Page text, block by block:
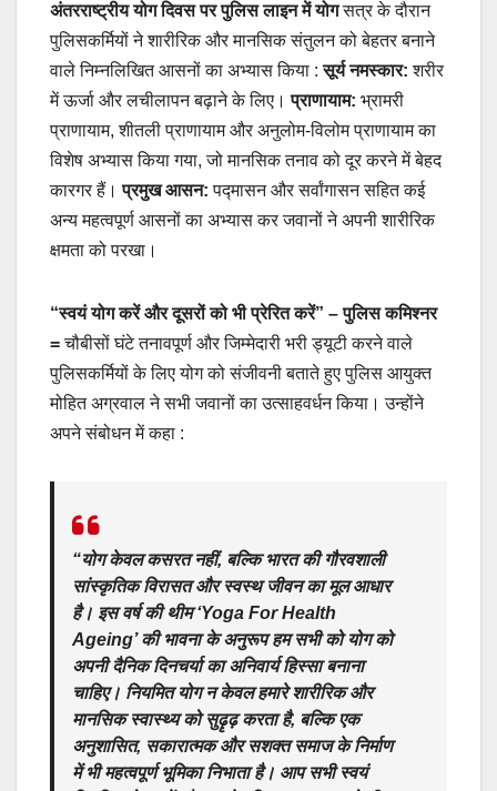
अंतरराष्ट्रीय योग दिवस पर पुलिस लाइन में योगसत्र के दौरान
पुलिसकर्मियों ने शारीरिक और मानसिक संतुलन को बेहतर बनाने
वाले निम्नलिखित आसनों का अभ्यास किया :सूर्य नमस्कार: शरीर
में ऊर्जा और लचीलापन बढ़ाने के लिए।प्राणायाम: भ्रामरी
प्राणायाम, शीतली प्राणायाम और अनुलोम-विलोम प्राणायाम का
विशेष अभ्यास किया गया, जो मानसिक तनाव को दूर करने में बेहद
कारगर हैं।प्रमुख आसन: पद्मासन और सर्वांगासन सहित कई
अन्य महत्वपूर्ण आसनों का अभ्यास कर जवानों ने अपनी शारीरिक
क्षमता को परखा।
“स्वयं योग करें और दूसरों को भी प्रेरित करें” – पुलिस कमिश्नर
=चौबीसों घंटे तनावपूर्ण और जिम्मेदारी भरी ड्यूटी करने वाले
पुलिसकर्मियों के लिए योग को संजीवनी बताते हुए पुलिस आयुक्त
मोहित अग्रवाल ने सभी जवानों का उत्साहवर्धन किया। उन्होंने
अपने संबोधन में कहा :
“योग केवल कसरत नहीं, बल्कि भारत की गौरवशाली
सांस्कृतिक विरासत और स्वस्थ जीवन का मूल आधार
है। इस वर्ष की थीम ‘Yoga For Health
Ageing’ की भावना के अनुरूप हम सभी को योग को
अपनी दैनिक दिनचर्या का अनिवार्य हिस्सा बनाना
चाहिए। नियमित योग न केवल हमारे शारीरिक और
मानसिक स्वास्थ्य को सुढ़ृढ़ करता है, बल्कि एक
अनुशासित, सकारात्मक और सशक्त समाज के निर्माण
में भी महत्वपूर्ण भूमिका निभाता है। आप सभी स्वयं